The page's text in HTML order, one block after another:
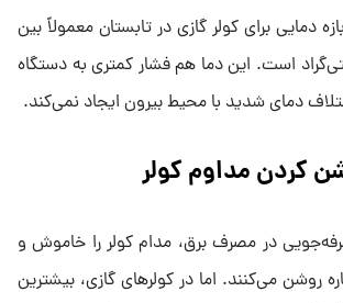
دمایی برای کولر گازی در تابستان معمولاً بین
سانتی‌گراد است. این دما هم فشار کمتری به دستگاه
دمای شدید با محیط بیرون ایجاد نمی‌کند.
کردن مداوم کولر
در مصرف برق، مدام کولر را خاموش و
روشن می‌کنند. اما در کولرهای گازی، بیشترین